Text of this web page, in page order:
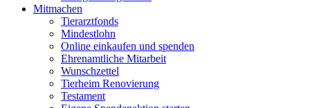
Mitmachen
Tierarztfonds
Mindestlohn
Online einkaufen und spenden
Ehrenamtliche Mitarbeit
Wunschzettel
Tierheim Renovierung
Testament